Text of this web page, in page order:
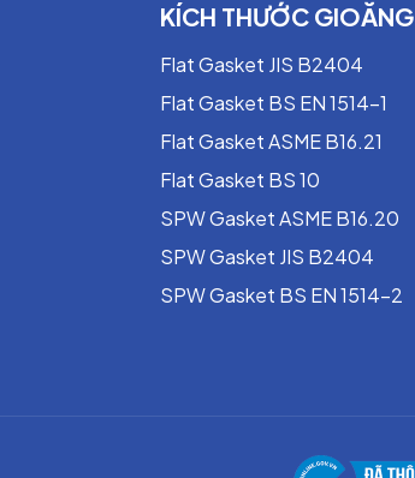
KÍCH THƯỚC GIOĂNG
Flat Gasket JIS B2404
Flat Gasket BS EN 1514-1
Flat Gasket ASME B16.21
Flat Gasket BS 10
SPW Gasket ASME B16.20
SPW Gasket JIS B2404
SPW Gasket BS EN 1514-2